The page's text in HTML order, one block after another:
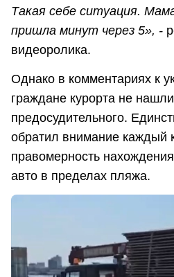
Такая себе ситуация.
пришла минут через 5», -
видеоролика.
Однако в комментариях к
граждане курорта не
предосудительного.
обратил внимание каждый
правомерность
авто в пределах пляжа.